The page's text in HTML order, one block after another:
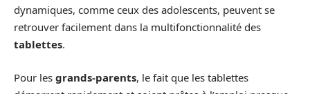
dynamiques, comme ceux des adolescents, peuvent se
retrouver facilement dans la multifonctionnalité des
tablettes.
Pour les grands-parents, le fait que les tablettes